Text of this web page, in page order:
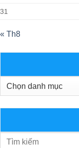
31
« Th8
Danh